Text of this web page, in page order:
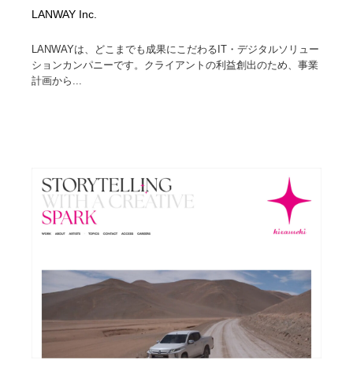
LANWAY Inc.
LANWAYは、どこまでも成果にこだわるIT・デジタルソリュー
ションカンパニーです。クライアントの利益創出のため、事業
計画から...